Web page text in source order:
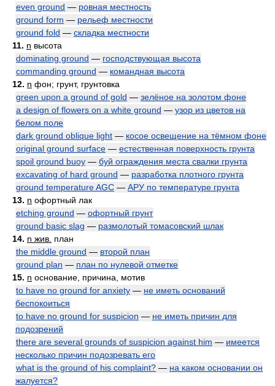
even ground — ровная местность
ground form — рельеф местности
ground fold — складка местности
11. n высота
dominating ground — господствующая высота
commanding ground — командная высота
12. n фон; грунт, грунтовка
green upon a ground of gold — зелёное на золотом фоне
a design of flowers on a white ground — узор из цветов на
белом поле
dark ground oblique light — косое освещение на тёмном фоне
original ground surface — естественная поверхность грунта
spoil ground buoy — буй ограждения места свалки грунта
excavating of hard ground — разработка плотного грунта
ground temperature AGC — АРУ по температуре грунта
13. n офортный лак
etching ground — офортный грунт
ground basic slag — размолотый томасовский шлак
14. n жив. план
the middle ground — второй план
ground plan — план по нулевой отметке
15. n основание, причина, мотив
to have no ground for anxiety — не иметь оснований
беспокоиться
to have no ground for suspicion — не иметь причин для
подозрений
there are several grounds of suspicion against him — имеется
несколько причин подозревать его
what is the ground of his complaint? — на каком основании он
жалуется?